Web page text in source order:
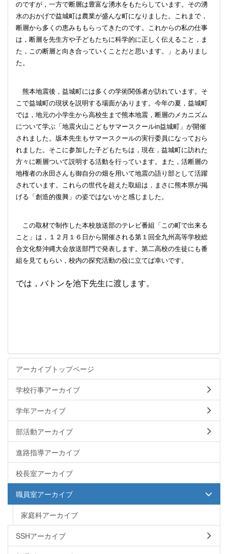
のですが，一方で断層は豊富な湧水をもたらしています。その湧
水のおかげで益城町は農業が盛んな町になりました。これまで，
断層から多くの恵みももらってきたのです。これからの私の仕事
は，断層を先生方や子どもたちに科学的に正しく伝えること，ま
た，この断層と向き合っていくことだと思います。」とありまし
た。
熊本地震後，益城町には多くの学術関係者が訪れています。そ
こで益城町の現状を説明する場面があります。今年の夏，益城町
では，地元の小学生から高校生まで熊本地震，断層のメカニズム
について学ぶ「地震火山こどもサマースクールin益城町」が開催
されました。坂本先生もサマースクールの実行委員になっておら
れました。そこに参加した子どもたちは，現在，益城町に訪れた
方々に断層ついて説明する活動を行っています。また，活断層の
地権者の永田さんも御自分の畑を用いて地震の語り部として活躍
されています。これらの世代を超えた取組は，まさに熊本県が掲
げる「創造的復興」の姿ではないかと感じました。
この取材で制作した本校放送部のテレビ番組「この町で出来る
こと」は，１２月１６日から開催される第１回全九州高等学校総
合文化祭沖縄大会放送部門で発表します。第二高校の生徒にも番
組を見てもらい，校内の探究活動の役に立てば幸いです。
では，バトンを池下先生に渡します。
アーカイブトップページ
学校行事アーカイブ
学年アーカイブ
部活動アーカイブ
進路指導アーカイブ
校長室アーカイブ
職員室アーカイブ
家庭科アーカイブ
SSHアーカイブ